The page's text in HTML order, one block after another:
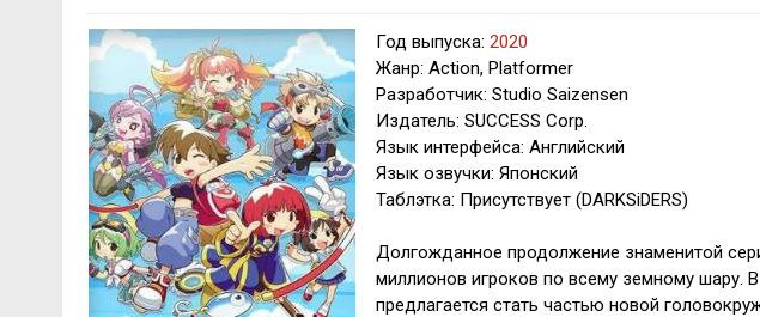
Год выпуска: 2020
Жанр: Action, Platformer
Разработчик: Studio Saizensen
Издатель: SUCCESS Corp.
Язык интерфейса: Английский
Язык озвучки: Японский
Таблэтка: Присутствует (DARKSiDERS)
Долгожданное продолжение знаменитой
миллионов игроков по всему земному шару.
предлагается стать частью новой